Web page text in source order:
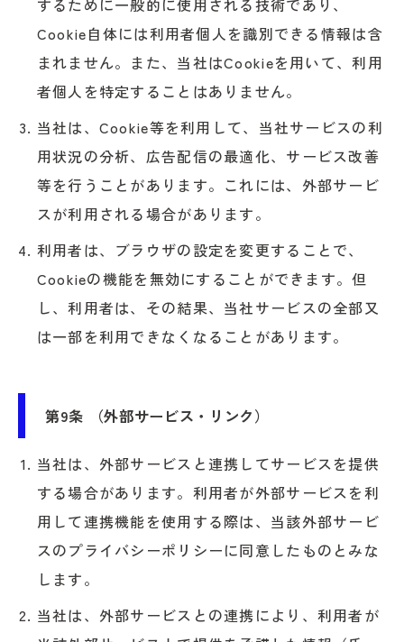
するために一般的に使用される技術であり、
Cookie自体には利用者個人を識別できる情報は含
まれません。また、当社はCookieを用いて、利用
者個人を特定することはありません。
当社は、Cookie等を利用して、当社サービスの利
用状況の分析、広告配信の最適化、サービス改善
等を行うことがあります。これには、外部サービ
スが利用される場合があります。
利用者は、ブラウザの設定を変更することで、
Cookieの機能を無効にすることができます。但
し、利用者は、その結果、当社サービスの全部又
は一部を利用できなくなることがあります。
第9条 （外部サービス・リンク）
当社は、外部サービスと連携してサービスを提供
する場合があります。利用者が外部サービスを利
用して連携機能を使用する際は、当該外部サービ
スのプライバシーポリシーに同意したものとみな
します。
当社は、外部サービスとの連携により、利用者が